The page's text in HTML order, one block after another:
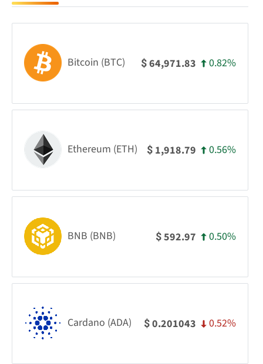
Bitcoin (BTC) $64,971.83 0.82%
Ethereum (ETH) $ 1,918.79 0.56%
BNB (BNB) $592.97 0.50%
Cardano (ADA) $0.201043 0.52%